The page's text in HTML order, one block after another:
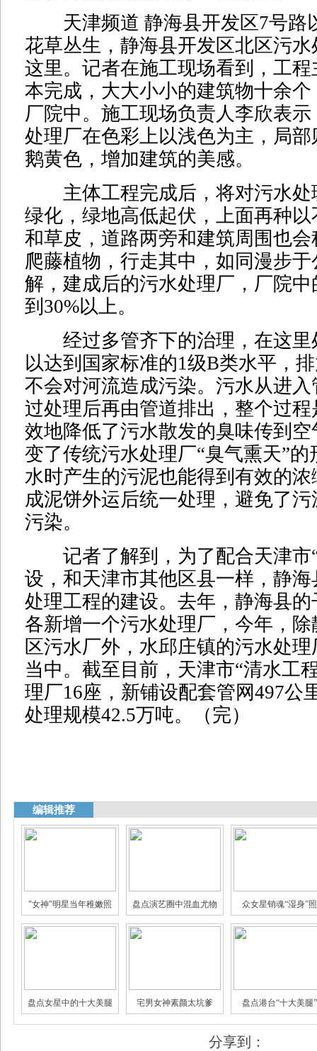
天津频道 静海县开发区7号路
花草丛生，静海县开发区北区污
这里。记者在施工现场看到，工
本完成，大大小小的建筑物十余
厂院中。施工现场负责人李欣表
处理厂在色彩上以浅色为主，局
鹅黄色，增加建筑的美感。
主体工程完成后，将对污水处
绿化，绿地高低起伏，上面再种
和草皮，道路两旁和建筑周围也
爬藤植物，行走其中，如同漫步
解，建成后的污水处理厂，厂院
到30%以上。
经过多管齐下的治理，在这里
以达到国家标准的1级B类水平，
不会对河流造成污染。污水从进
过处理后再由管道排出，整个过
效地降低了污水散发的臭味传到
变了传统污水处理厂“臭气熏天”
水时产生的污泥也能得到有效的
成泥饼外运后统一处理，避免了
污染。
记者了解到，为了配合天津市“
设，和天津市其他区县一样，静
处理工程的建设。去年，静海县
各新增一个污水处理厂，今年，
区污水厂外，水邱庄镇的污水处
当中。截至目前，天津市“清水工
理厂16座，新铺设配套管网497公
处理规模42.5万吨。（完）
编辑推荐
"女神"明星当年稚嫩照 盘点演艺圈中混血尤物 众女星销魂“湿身”照
娱乐圈身家过亿的明星 揭秘娱乐圈真假"闺蜜情" 三线女星的豪门生活
盘点女星中的十大美腿 宅男女神素颜太坑爹 盘点港台“十大美腿”
分享到：